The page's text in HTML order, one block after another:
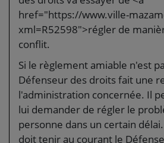
href="https://www.ville-
xml=R52598">régler de
conflit.
Si le règlement amiable n'est
Défenseur des droits fait une
l'administration concernée. Il
lui demander de régler le
personne dans un certain
doit tenir au courant le